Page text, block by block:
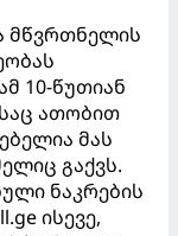
მწვრთნელის
10-წუთიან
ათობით
მას
გაქვს.
ნაკრების
ისევე,